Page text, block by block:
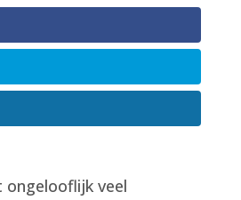
ongelooflijk veel